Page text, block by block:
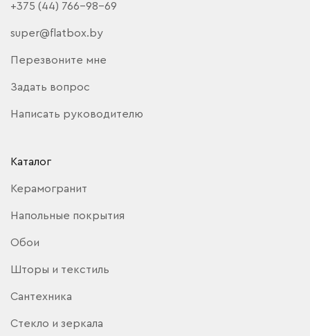
+375 (44) 766-98-69
super@flatbox.by
Перезвоните мне
Задать вопрос
Написать руководителю
Каталог
Керамогранит
Напольные покрытия
Обои
Шторы и текстиль
Сантехника
Стекло и зеркала